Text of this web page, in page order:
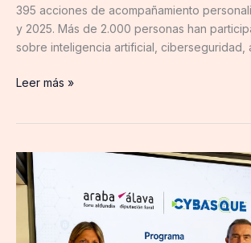
395 acciones de acompañamiento
y 2025. Más de 2.000 personas han
sobre inteligencia artificial, ciberseguridad,
alcance
2027
Leer más »
La
Diputación
Foral
Álava